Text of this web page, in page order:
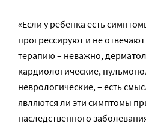
«Если у ребенка есть
прогрессируют и не
терапию – неважно,
кардиологические,
неврологические, – есть
являются ли эти симптомы
наследственного